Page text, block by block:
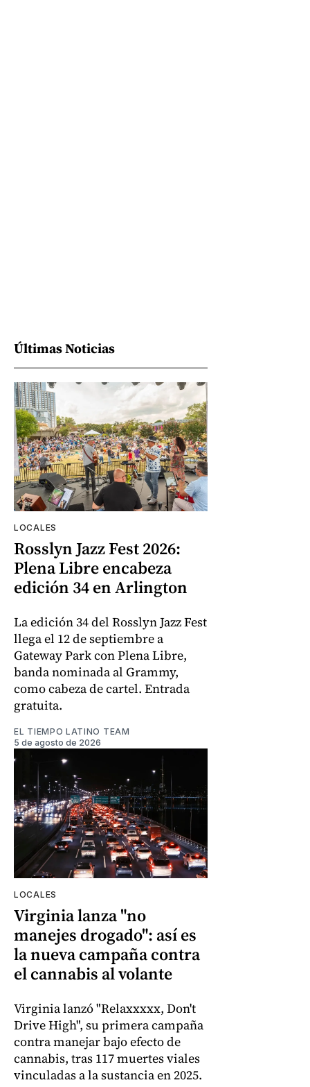
Últimas Noticias
LOCALES
Rosslyn Jazz Fest 2026:
Plena Libre encabeza
edición 34 en Arlington
La edición 34 del Rosslyn Jazz Fest
llega el 12 de septiembre a
Gateway Park con Plena Libre,
banda nominada al Grammy,
como cabeza de cartel. Entrada
gratuita.
EL TIEMPO LATINO TEAM
5 de agosto de 2026
LOCALES
Virginia lanza "no
manejes drogado": así es
la nueva campaña contra
el cannabis al volante
Virginia lanzó "Relaxxxxx, Don't
Drive High", su primera campaña
contra manejar bajo efecto de
cannabis, tras 117 muertes viales
vinculadas a la sustancia en 2025.